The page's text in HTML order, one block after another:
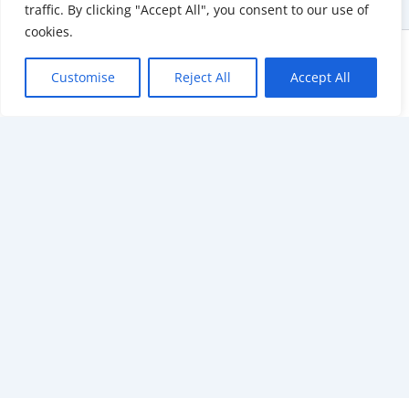
traffic. By clicking "Accept All", you consent to our use of
cookies.
Customise Reject All Accept All
Copyright © 2026 KnowMyGovt. All rights reserved.